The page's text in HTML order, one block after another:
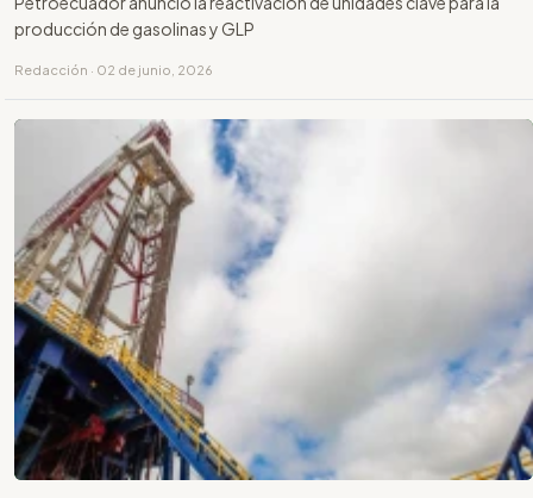
producción de gasolinas y GLP
Redacción · 02 de junio, 2026